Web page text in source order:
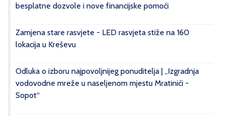
besplatne dozvole i nove financijske pomoći
Zamjena stare rasvjete - LED rasvjeta stiže na 160
lokacija u Kreševu
Odluka o izboru najpovoljnijeg ponuditelja | „Izgradnja
vodovodne mreže u naseljenom mjestu Mratinići -
Sopot“